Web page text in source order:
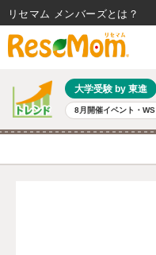
大学受験 by 東進
8月開催イベント・WS
リセマム メンバーズ